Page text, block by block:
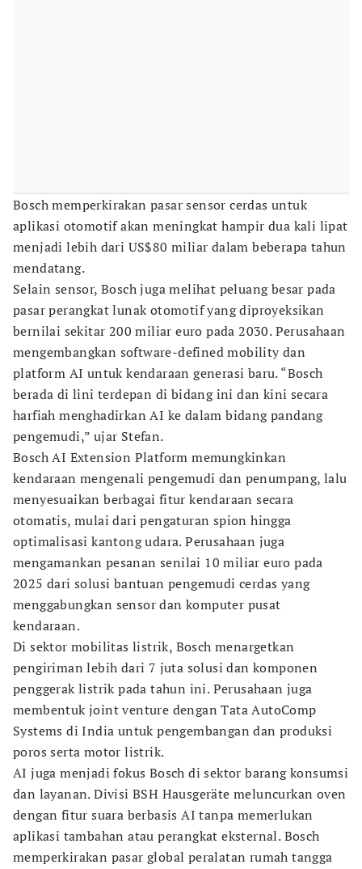
Bosch memperkirakan pasar sensor cerdas untuk
aplikasi otomotif akan meningkat hampir dua kali lipat
menjadi lebih dari US$80 miliar dalam beberapa tahun
mendatang.
Selain sensor, Bosch juga melihat peluang besar pada
pasar perangkat lunak otomotif yang diproyeksikan
bernilai sekitar 200 miliar euro pada 2030. Perusahaan
mengembangkan software-defined mobility dan
platform AI untuk kendaraan generasi baru. “Bosch
berada di lini terdepan di bidang ini dan kini secara
harfiah menghadirkan AI ke dalam bidang pandang
pengemudi,” ujar Stefan.
Bosch AI Extension Platform memungkinkan
kendaraan mengenali pengemudi dan penumpang, lalu
menyesuaikan berbagai fitur kendaraan secara
otomatis, mulai dari pengaturan spion hingga
optimalisasi kantong udara. Perusahaan juga
mengamankan pesanan senilai 10 miliar euro pada
2025 dari solusi bantuan pengemudi cerdas yang
menggabungkan sensor dan komputer pusat
kendaraan.
Di sektor mobilitas listrik, Bosch menargetkan
pengiriman lebih dari 7 juta solusi dan komponen
penggerak listrik pada tahun ini. Perusahaan juga
membentuk joint venture dengan Tata AutoComp
Systems di India untuk pengembangan dan produksi
poros serta motor listrik.
AI juga menjadi fokus Bosch di sektor barang konsumsi
dan layanan. Divisi BSH Hausgeräte meluncurkan oven
dengan fitur suara berbasis AI tanpa memerlukan
aplikasi tambahan atau perangkat eksternal. Bosch
memperkirakan pasar global peralatan rumah tangga